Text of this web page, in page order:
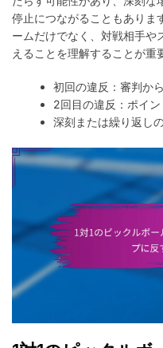
停止につながることもありま
ームだけでなく、対戦相手や
えることを理解することが重
初回の違反：審判か
2回目の違反：ポイン
深刻または繰り返し